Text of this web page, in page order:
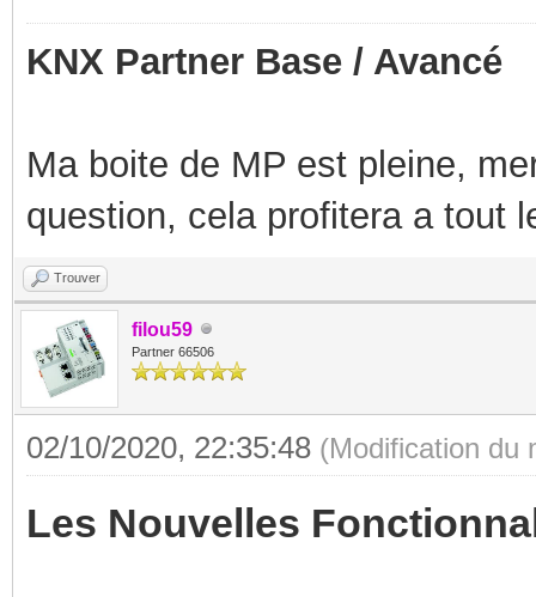
KNX Partner Base / Avancé
Ma boite de MP est pleine,
question, cela profitera a tout
Trouver
filou59
Partner 66506
02/10/2020, 22:35:48 (Modification du
Les Nouvelles